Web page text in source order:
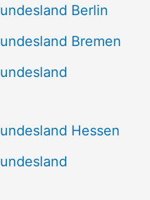
Berlin
Bremen
Hessen